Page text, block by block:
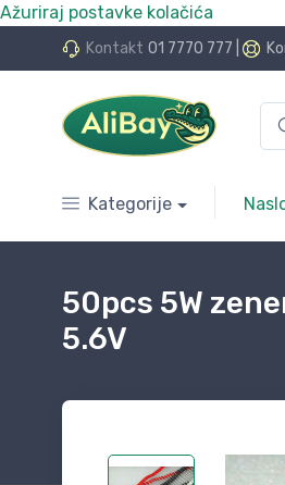
Ažuriraj postavke kolačića
Kontakt 01 7770 777
24 rate bez kamata
Kategorije
50pcs 5W
5.6V